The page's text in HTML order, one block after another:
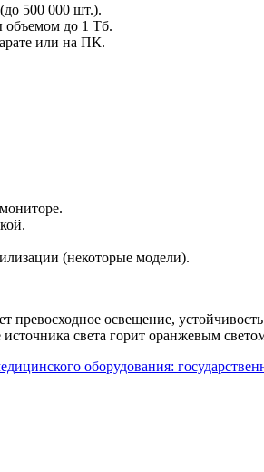
500 000 шт.).
объемом до 1 Тб.
или на ПК.
(некоторые модели).
превосходное освещение,
света горит оранжевым
оборудования: